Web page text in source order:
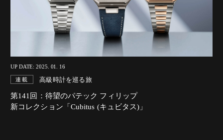
UP DATE: 2025. 01. 16
連載 高級時計を巡る旅
第141回：待望のパテック フィリップ
新コレクション「Cubitus (キュビタス)」